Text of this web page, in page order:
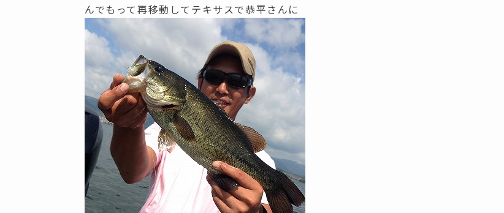
んでもって再移動してテキサスで恭平さんに